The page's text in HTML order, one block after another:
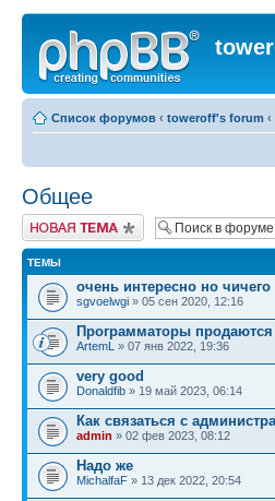
Список форумов ‹ toweroff's forum ‹
Общее
Новая тема
ТЕМЫ
очень интересно но
sgvoelwgi » 05 сен 2020, 12:16
Программаторы
ArtemL » 07 янв 2022, 19:36
very good
Donaldfib » 19 май 2023, 06:14
Как связаться с
admin » 02 фев 2023, 08:12
Надо же
MichalfaF » 13 дек 2022, 20:54